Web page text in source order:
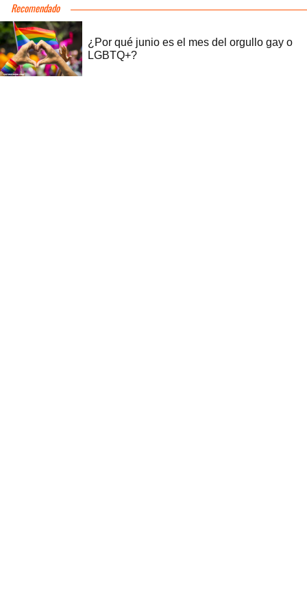
Recomendado
¿Por qué junio es el mes del orgullo gay o
LGBTQ+?